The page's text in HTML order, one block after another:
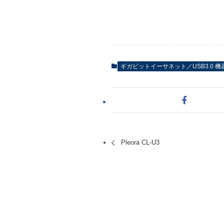
ギガビットイーサネット／USB3.0 機
Pleora CL-U3